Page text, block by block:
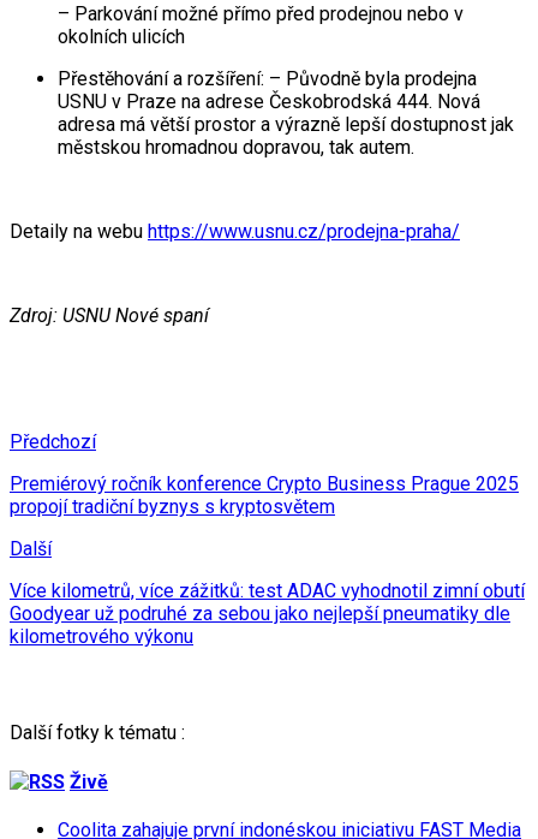
– Parkování možné přímo před prodejnou nebo v
okolních ulicích
Přestěhování a rozšíření: – Původně byla prodejna
USNU v Praze na adrese Českobrodská 444. Nová
adresa má větší prostor a výrazně lepší dostupnost jak
městskou hromadnou dopravou, tak autem.
Detaily na webu https://www.usnu.cz/prodejna-praha/
Zdroj: USNU Nové spaní
Předchozí
Premiérový ročník konference Crypto Business Prague 2025
propojí tradiční byznys s kryptosvětem
Další
Více kilometrů, více zážitků: test ADAC vyhodnotil zimní obutí
Goodyear už podruhé za sebou jako nejlepší pneumatiky dle
kilometrového výkonu
Další fotky k tématu :
Živě
Coolita zahajuje první indonéskou iniciativu FAST Media